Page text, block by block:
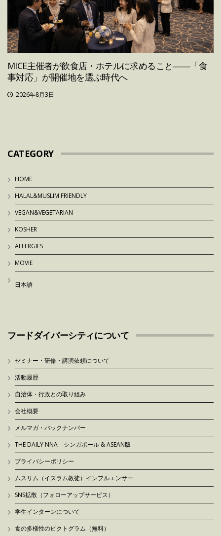
MICE主催者が飲食店・ホテルに求めること――「食
事対応」が開催地を選ぶ時代へ
2026年8月3日
CATEGORY
HOME
HALAL&MUSLIM FRIENDLY
VEGAN&VEGETARIAN
KOSHER
ALLERGIES
MOVIE
日本語
フードダイバーシティについて
セミナー・研修・講演依頼について
活動履歴
自治体・行政との取り組み
会社概要
メルマガ・バックナンバー
THE DAILY NNA シンガポール & ASEAN版
プライバシーポリシー
ムスリム（イスラム教徒）インフルエンサー
SNS拡散（フォローアップサービス）
学生インターンについて
食の多様性のピクトグラム（無料）